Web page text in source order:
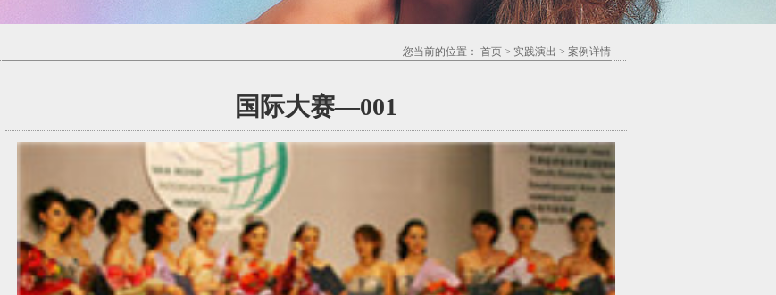
您当前的位置： 首页 > 实践演出 > 案例详情
国际大赛—001